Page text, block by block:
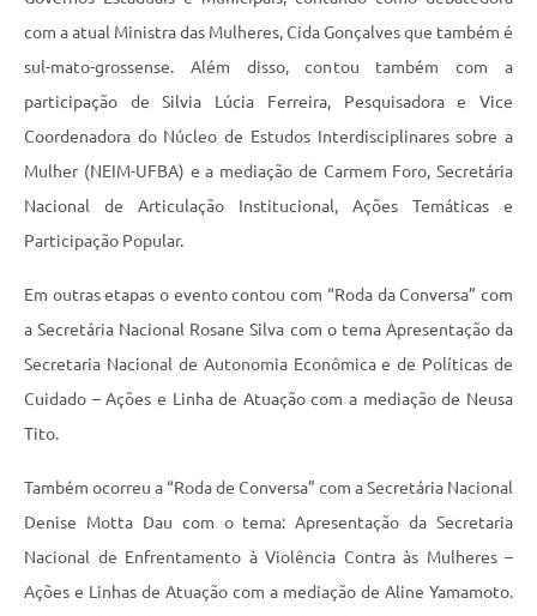
com a atual Ministra das Mulheres, Cida Gonçalves que também é
sul-mato-grossense. Além disso, contou também com a
participação de Silvia Lúcia Ferreira, Pesquisadora e Vice
Coordenadora do Núcleo de Estudos Interdisciplinares sobre a
Mulher (NEIM-UFBA) e a mediação de Carmem Foro, Secretária
Nacional de Articulação Institucional, Ações Temáticas e
Participação Popular.
Em outras etapas o evento contou com “Roda da Conversa” com
a Secretária Nacional Rosane Silva com o tema Apresentação da
Secretaria Nacional de Autonomia Econômica e de Políticas de
Cuidado – Ações e Linha de Atuação com a mediação de Neusa
Tito.
Também ocorreu a “Roda de Conversa” com a Secretária Nacional
Denise Motta Dau com o tema: Apresentação da Secretaria
Nacional de Enfrentamento à Violência Contra às Mulheres –
Ações e Linhas de Atuação com a mediação de Aline Yamamoto.